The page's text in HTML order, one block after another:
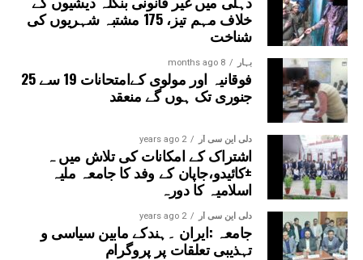
خلاف مہم تیز، 175 مشتبہ شہریوں کی
شناخت
بہار 8 months ago
فوقانیہ اور مولوی کےامتحانات 19 سے 25
جنوری تک ہوں گے منعقد
دلی این سی آر 2 years ago
اشتراک کے امکانات کی تلاش میں ہ
±کائیدو،جاپان کے وفد کا جامعہ ملیہ
اسلامیہ کا دورہ
دلی این سی آر 2 years ago
جامعہ :ایران ۔ہندکے مابین سیاسی و
تہذیبی تعلقات پر پروگرام